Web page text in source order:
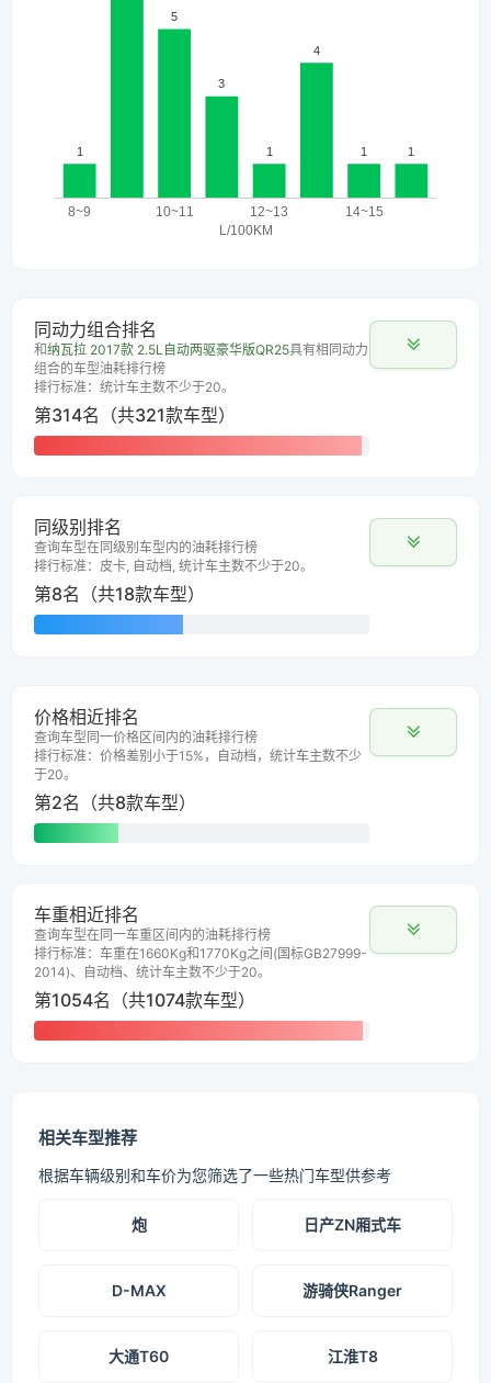
同动力组合排名
和纳瓦拉 2017款 2.5L自动两驱豪华版QR25具有相同动力
组合的车型油耗排行榜
排行标准：统计车主数不少于20。
第314名（共321款车型）
同级别排名
查询车型在同级别车型内的油耗排行榜
排行标准：皮卡, 自动档, 统计车主数不少于20。
第8名（共18款车型）
价格相近排名
查询车型同一价格区间内的油耗排行榜
排行标准：价格差别小于15%，自动档，统计车主数不少
于20。
第2名（共8款车型）
车重相近排名
查询车型在同一车重区间内的油耗排行榜
排行标准：车重在1660Kg和1770Kg之间(国标GB27999-
2014)、自动档、统计车主数不少于20。
第1054名（共1074款车型）
相关车型推荐
根据车辆级别和车价为您筛选了一些热门车型供参考
炮 日产ZN厢式车
D-MAX 游骑侠Ranger
大通T60 江淮T8